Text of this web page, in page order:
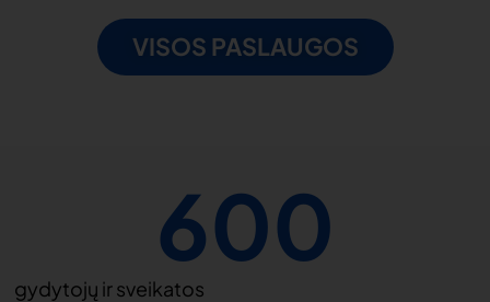
VISOS PASLAUGOS
600
gydytojų ir sveikatos